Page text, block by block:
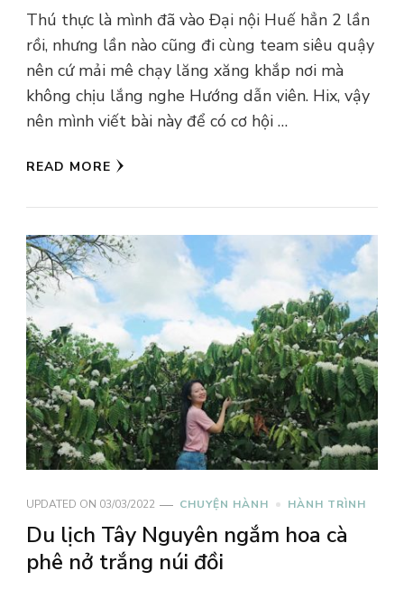
Thú thực là mình đã vào Đại nội Huế hẳn 2 lần
rồi, nhưng lần nào cũng đi cùng team siêu quậy
nên cứ mải mê chạy lăng xăng khắp nơi mà
không chịu lắng nghe Hướng dẫn viên. Hix, vậy
nên mình viết bài này để có cơ hội …
READ MORE
UPDATED ON 03/03/2022 CHUYỆN HÀNH HÀNH TRÌNH
Du lịch Tây Nguyên ngắm hoa cà
phê nở trắng núi đồi